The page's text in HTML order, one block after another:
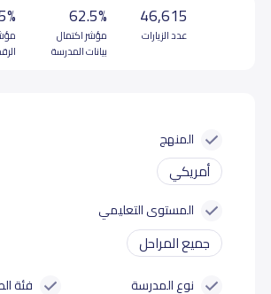
46,615
عدد الزيارات
62.5%
مؤشر اكتمال
بيانات المدرسة
المنهج
أمريكي
المستوى التعليمي
جميع المراحل
نوع المدرسة فئة